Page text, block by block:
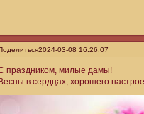
2024-03-08 16:26:07
праздником, милые дамы!
в сердцах, хорошего